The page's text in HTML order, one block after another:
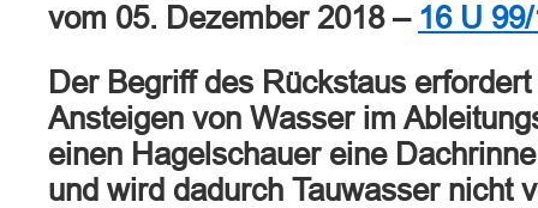
vom 05. Dezember 2018 – 16 U
Der Begriff des Rückstaus
Ansteigen von Wasser im
einen Hagelschauer eine
und wird dadurch Tauwasser nicht